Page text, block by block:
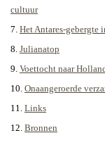
cultuur
7. Het Antares-gebergte
8. Julianatop
9. Voettocht naar
10. Onaangeroerde
11. Links
12. Bronnen